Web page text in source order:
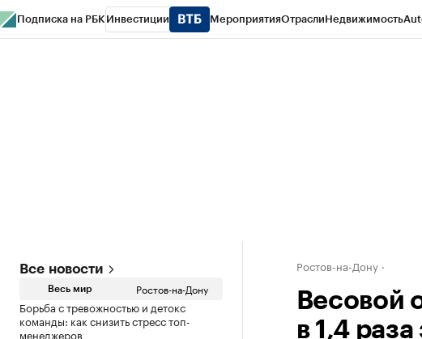
Подписка на РБК Инвестиции МероприятияОтраслиНедвижимость
Все новости
Весь мир Ростов-на-Дону
Борьба с тревожностью и детокс
команды: как снизить стресс топ-
менеджеров
Ростов-на-Дону
Весовой
в 1,4